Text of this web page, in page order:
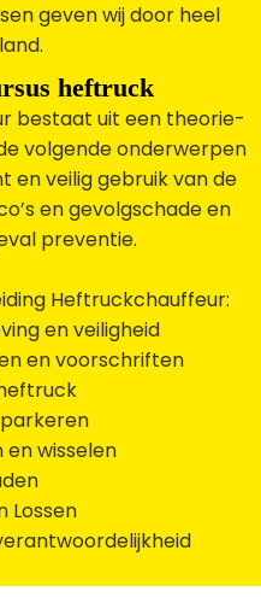
geven wij door heel
heftruck
bestaat uit een theorie-
volgende onderwerpen
en veilig gebruik van de
en gevolgschade en
preventie.
Heftruckchauffeur:
en veiligheid
en voorschriften
en wisselen
Lossen